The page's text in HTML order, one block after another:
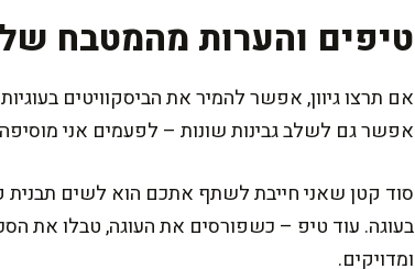
טיפים והערות מהמטבח
אם תרצו גיוון, אפשר להמיר את הביסקוויטים
אפשר גם לשלב גבינות שונות – לפעמים אני מוסיפה 100 גרם גבינת מסקרפונה, וזה יוצא פשוט חלומי.
סוד קטן שאני חייבת לשתף אתכם הוא לשים תבנית
בעוגה. עוד טיפ – כשפורסים את העוגה, טבלו את
ומדויקים.